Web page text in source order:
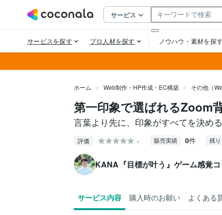
ホーム Web制作・HP作成・EC構築 その他（
第一印象で選ばれるZoom
言葉より先に、印象がすべてを決める
評価 - 販売実績 0件 残り
KANA『目標が叶う』ゲーム感覚
サービス内容 購入時のお願い よくある